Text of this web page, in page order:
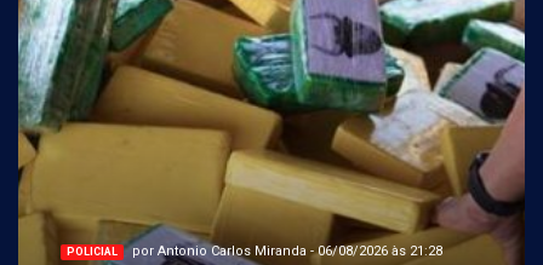
POLICIAL por Antonio Carlos Miranda - 06/08/2026 às 21:28